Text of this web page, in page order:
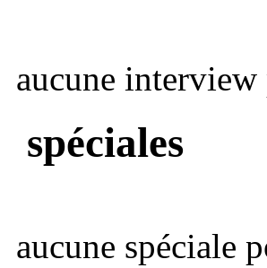
aucune
spéciales
aucune spéciale